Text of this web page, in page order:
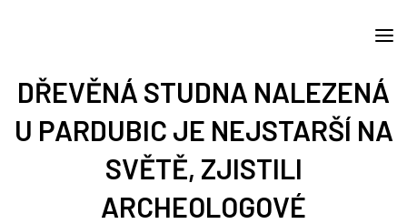
DŘEVĚNÁ STUDNA NALEZENÁ
U PARDUBIC JE NEJSTARŠÍ NA
SVĚTĚ, ZJISTILI
ARCHEOLOGOVÉ